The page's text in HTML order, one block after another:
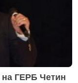
ГЕРБ Четин